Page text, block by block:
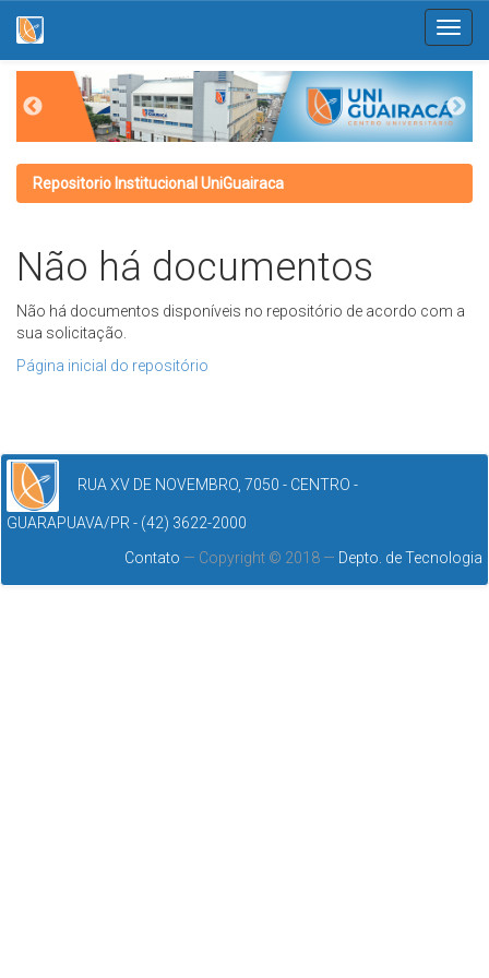
navigation
Repositorio Institucional UniGuairaca
Não há documentos
Não há documentos disponíveis no repositório de acordo com a
sua solicitação.
Página inicial do repositório
RUA XV DE NOVEMBRO, 7050 - CENTRO -
GUARAPUAVA/PR - (42) 3622-2000
Contato — Copyright © 2018 — Depto. de Tecnologia